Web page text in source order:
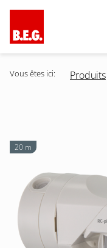
Vous êtes ici: Produits
20 m